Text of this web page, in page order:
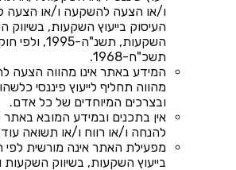
ו/או הצעה להשקעה ו/או הצעה
העיסוק בייעוץ השקעות, בשיווק
השקעות, תשנ"ה-
תשכ"ח-1968.
המידע באתר אינו מהווה הצעה
מהווה תחליף לייעוץ פיננסי
ובצרכים המיוחדים של כל אדם.
אין בתכנים ובמידע המובא באתר
להנחה ו/או רווח ו/או תשואה
מפעילת האתר אינה מורשית
בייעוץ השקעות, בשיווק השקעות